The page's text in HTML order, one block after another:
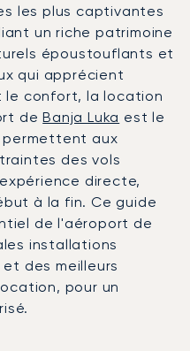
les plus captivantes
un riche patrimoine
époustouflants et
qui apprécient
le confort, la location
deBanja Luka est le
permettent aux
des vols
directe,
à la fin. Ce guide
de l'aéroport de
installations
des meilleurs
pour un